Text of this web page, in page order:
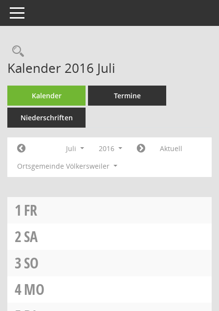
Toggle navigation
Rechercheauswahl
Kalender 2016 Juli
Kalender Termine
Niederschriften
Juli 2016
Aktuell
Ortsgemeinde Völkersweiler
1 FR
2SA
3SO
4MO